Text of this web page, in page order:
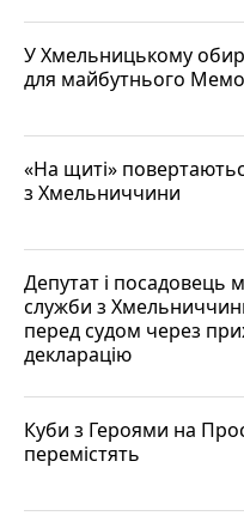
У Хмельницькому
для майбутнього
«На щиті»
з Хмельниччини
Депутат і посадовець
служби з
перед судом через
декларацію
Куби з Героями на
перемістять